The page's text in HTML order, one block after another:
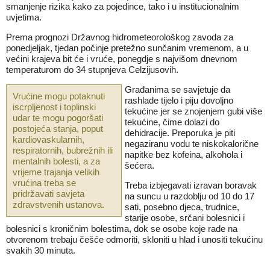
smanjenje rizika kako za pojedince, tako i u institucionalnim
uvjetima.
Prema prognozi Državnog hidrometeorološkog zavoda za
ponedjeljak, tjedan počinje pretežno sunčanim vremenom, a u
većini krajeva bit će i vruće, ponegdje s najvišom dnevnom
temperaturom do 34 stupnjeva Celzijusovih.
Vrućine mogu potaknuti
iscrpljenost i toplinski
udar te mogu pogoršati
postojeća stanja, poput
kardiovaskularnih,
respiratornih, bubrežnih ili
mentalnih bolesti, a za
vrijeme trajanja velikih
vrućina treba se
pridržavati savjeta
zdravstvenih ustanova.
Građanima se savjetuje da
rashlade tijelo i piju dovoljno
tekućine jer se znojenjem gubi više
tekućine, čime dolazi do
dehidracije. Preporuka je piti
negaziranu vodu te niskokalorične
napitke bez kofeina, alkohola i
šećera.
Treba izbjegavati izravan boravak
na suncu u razdoblju od 10 do 17
sati, posebno djeca, trudnice,
starije osobe, srčani bolesnici i
bolesnici s kroničnim bolestima, dok se osobe koje rade na
otvorenom trebaju češće odmoriti, skloniti u hlad i unositi tekućinu
svakih 30 minuta.